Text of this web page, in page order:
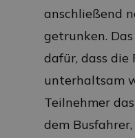
anschließend
getrunken.
dafür, dass die
unterhaltsam
Teilnehmer
dem